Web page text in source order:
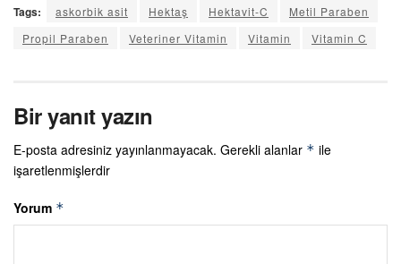
Tags: askorbik asit Hektaş Hektavit-C
Metil Paraben
Propil Paraben
Veteriner Vitamin Vitamin Vitamin C
Bir yanıt yazın
E-posta adresiniz yayınlanmayacak. Gerekli alanlar * ile
işaretlenmişlerdir
Yorum *